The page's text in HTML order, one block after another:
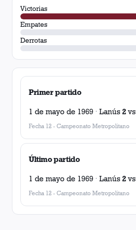
Victorias
Empates
Derrotas
Primer partido
1 de mayo de 1969 · Lanús 2vs
Fecha 12 - Campeonato Metropolitano
Último partido
1 de mayo de 1969 · Lanús 2vs
Fecha 12 - Campeonato Metropolitano